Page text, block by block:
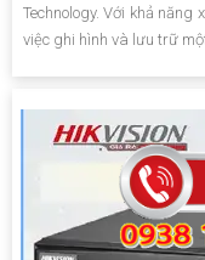
Technology. Với khả
việc ghi hình và lưu trữ